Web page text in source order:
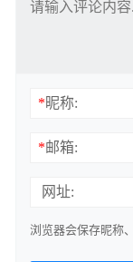
*昵称:
*邮箱:
网址:
浏览器会保存昵称